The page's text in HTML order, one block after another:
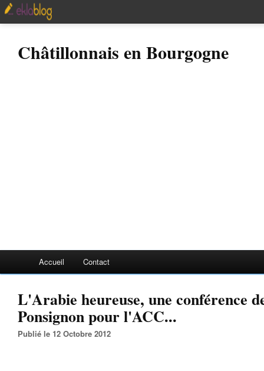
Châtillonnais en Bourgogne
Accueil Contact
L'Arabie heureuse, une conférence
Ponsignon pour l'ACC...
Publié le 12 Octobre 2012